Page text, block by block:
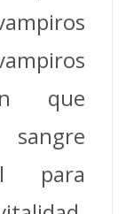
que
para